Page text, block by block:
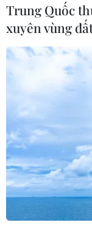
Trung Quốc
xuyên vùng